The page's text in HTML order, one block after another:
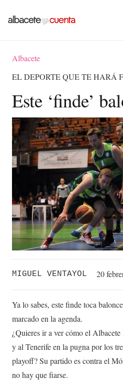
Albacete
EL DEPORTE QUE TE HARÁ
Este ‘finde’
MIGUEL VENTAYOL 20
Ya lo sabes, este finde toca
marcado en la agenda.
¿Quieres ir a ver cómo el
y al Tenerife en la pugna por los
playoff? Su partido es contra el
no hay que fiarse.